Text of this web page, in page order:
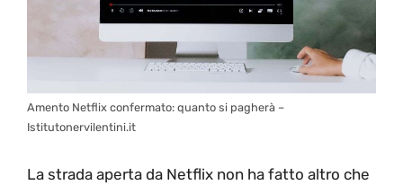
Amento Netflix confermato: quanto si pagherà –
Istitutonervilentini.it
La strada aperta da Netflix non ha fatto altro che